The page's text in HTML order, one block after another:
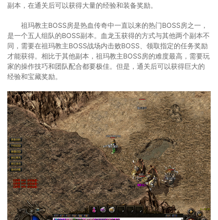
副本，在通关后可以获得大量的经验和装备奖励。
祖玛教主BOSS房是热血传奇中一直以来的热门BOSS房之一，
是一个五人组队的BOSS副本。血龙玉获得的方式与其他两个副本不
同，需要在祖玛教主BOSS战场内击败BOSS、领取指定的任务奖励
才能获得。相比于其他副本，祖玛教主BOSS房的难度最高，需要玩
家的操作技巧和团队配合都要极佳。但是，通关后可以获得巨大的
经验和宝藏奖励。